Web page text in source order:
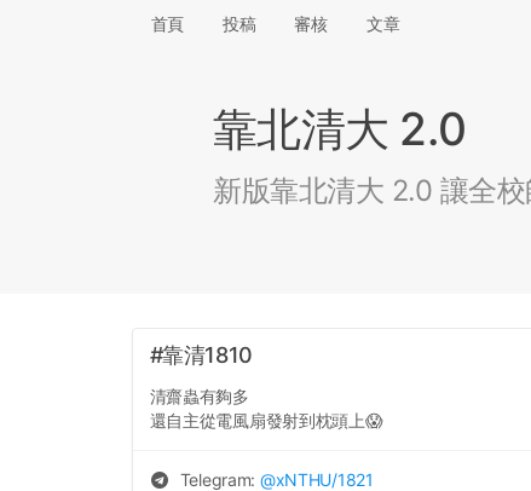
首頁 投稿 審核 文章
靠北清大 2.0
新版靠北清大 2.0 讓全
#靠清1810
清齋蟲有夠多
還自主從電風扇發射到枕頭上😱
Telegram: @xNTHU/1821